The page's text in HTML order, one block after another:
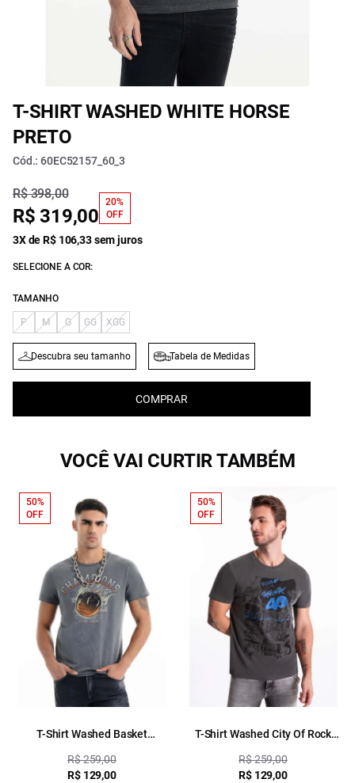
T-SHIRT WASHED WHITE HORSE
PRETO
Cód.: 60EC52157_60_3
R$ 398,00
R$ 319,00
20%
OFF
3X de R$ 106,33 sem juros
SELECIONE A COR:
TAMANHO
P M G GG XGG
Descubra seu tamanho Tabela de Medidas
COMPRAR
VOCÊ VAI CURTIR TAMBÉM
T-Shirt Washed Basket
R$ 259,00
R$ 129,00
50%
OFF
T-Shirt Washed City Of Rock
R$ 259,00
R$ 129,00
50%
OFF